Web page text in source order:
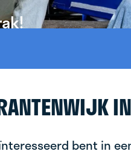
bent in